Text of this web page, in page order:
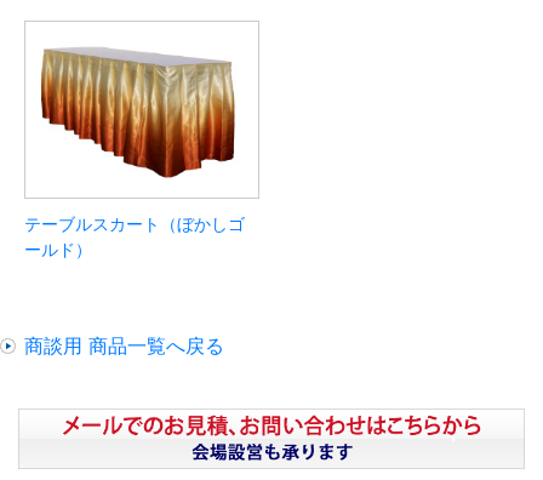
テーブルスカート（ぼかしゴ
ールド）
商談用 商品一覧へ戻る